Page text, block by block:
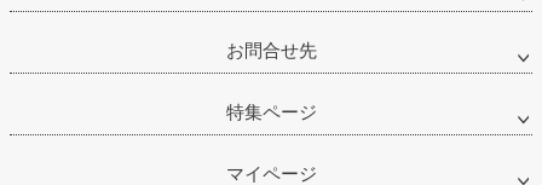
お問合せ先
特集ページ
マイページ